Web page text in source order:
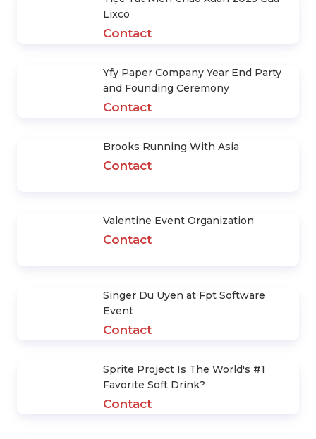
Lixco
Contact
Yfy Paper Company Year End Party
and Founding Ceremony
Contact